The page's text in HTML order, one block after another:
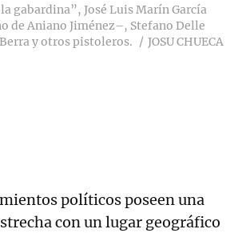
gabardina”, José Luis Marín García
de Aniano Jiménez–, Stefano Delle
y otros pistoleros.
JOSU CHUECA
políticos poseen una
con un lugar geográfico